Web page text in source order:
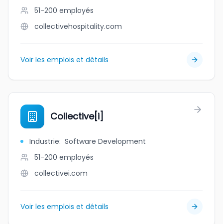
51-200 employés
collectivehospitality.com
Voir les emplois et détails
Collective[i]
Industrie: Software Development
51-200 employés
collectivei.com
Voir les emplois et détails